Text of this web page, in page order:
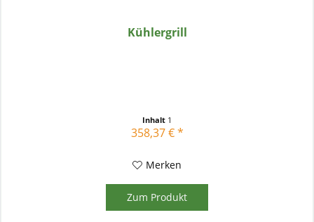
Kühlergrill
Inhalt 1
358,37 € *
Merken
Zum Produkt